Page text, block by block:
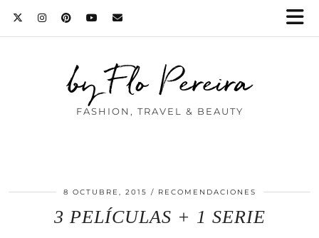
by Flo Pereira
FASHION, TRAVEL & BEAUTY
8 OCTUBRE, 2015 RECOMENDACIONES
3 PELÍCULAS + 1 SERIE